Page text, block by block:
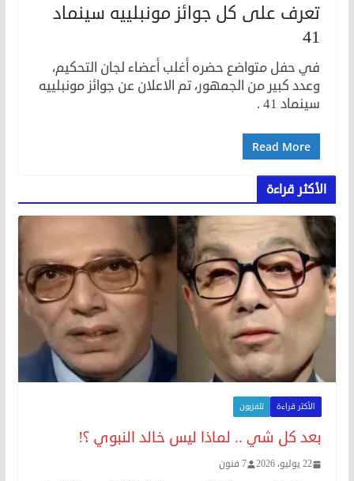
تعرف على كل جوائز مونبلييه سينماد
41
في حفل متواضع حضره أغلب أعضاء لجان التحكيم،
وعدد كبير من الجمهور، تم الاعلان عن جوائز مونبلييه
سينماد 41 .
Read More
الأكثر قراءة
الأكثر قراءة تلفزيون
بعد كل شي .. لماذا ليس خالد النبوي ؟!
22 يوليو، 2026 7 فنون